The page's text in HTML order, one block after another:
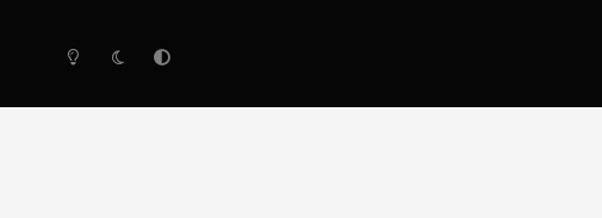
Světlý režimTmavý režimPředvolba systému